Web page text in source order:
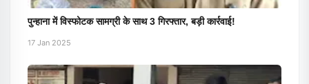
पुन्हाना में विस्फोटक सामग्री के साथ 3 गिरफ्तार, बड़ी कार्रवाई!
17 Jan 2025